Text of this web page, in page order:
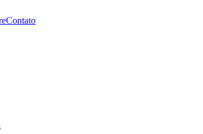
Contato